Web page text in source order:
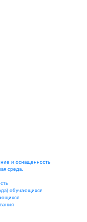
и оснащенность
среда.
обучающихся